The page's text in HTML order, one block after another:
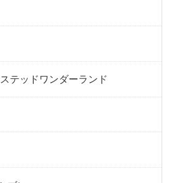
テッドワンダーランド